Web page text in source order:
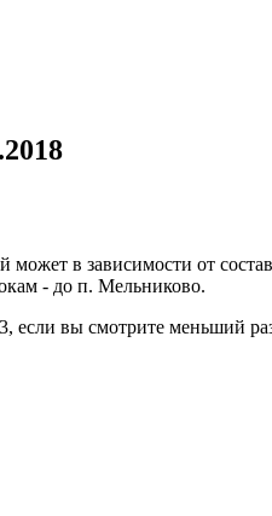
в зависимости от
- до п. Мельниково.
если вы смотрите меньший